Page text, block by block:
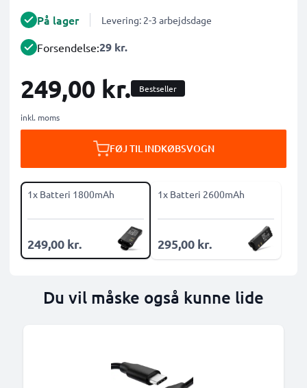
På lager Levering: 2-3 arbejdsdage
Forsendelse:29 kr.
249,00 kr. Bestseller
inkl. moms
FØJ TIL INDKØBSVOGN
1x Batteri 1800mAh
249,00 kr.
1x Batteri 2600mAh
295,00 kr.
Du vil måske også kunne lide